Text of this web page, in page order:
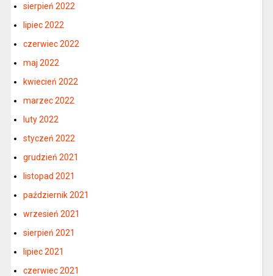
sierpień 2022
lipiec 2022
czerwiec 2022
maj 2022
kwiecień 2022
marzec 2022
luty 2022
styczeń 2022
grudzień 2021
listopad 2021
październik 2021
wrzesień 2021
sierpień 2021
lipiec 2021
czerwiec 2021